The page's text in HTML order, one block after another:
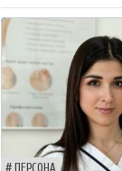
ПЕРСОНА